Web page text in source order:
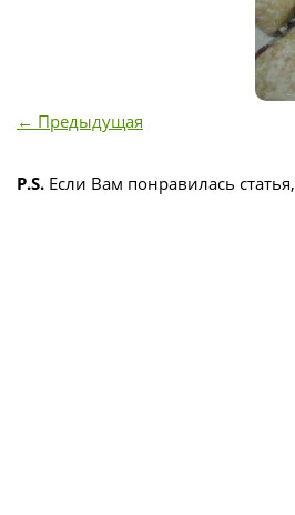
← Предыдущая
P.S. Если Вам понравилась статья,